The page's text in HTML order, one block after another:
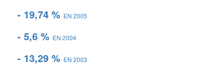
- 19,74 % EN 2005
- 5,6 % EN 2004
- 13,29 % EN 2003